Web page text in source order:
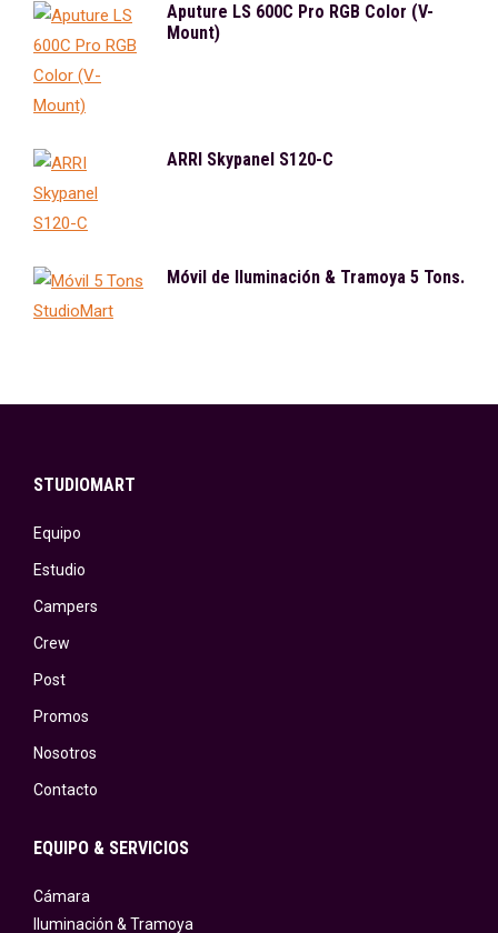
Aputure LS 600C Pro RGB Color (V-
Mount)
ARRI Skypanel S120-C
Móvil de Iluminación & Tramoya 5 Tons.
STUDIOMART
Equipo
Estudio
Campers
Crew
Post
Promos
Nosotros
Contacto
EQUIPO & SERVICIOS
Cámara
Iluminación & Tramoya